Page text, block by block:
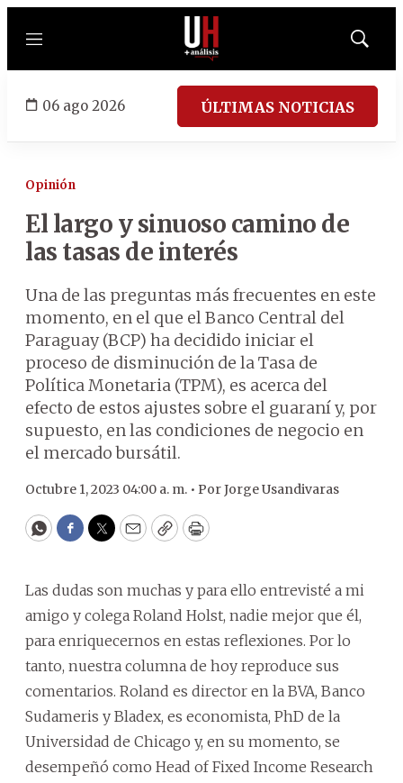
Menú
Mostrar
06 ago 2026 ÚLTIMAS NOTICIAS
Opinión
El largo y sinuoso camino de
las tasas de interés
Una de las preguntas más frecuentes en este
momento, en el que el Banco Central del
Paraguay (BCP) ha decidido iniciar el
proceso de disminución de la Tasa de
Política Monetaria (TPM), es acerca del
efecto de estos ajustes sobre el guaraní y, por
supuesto, en las condiciones de negocio en
el mercado bursátil.
Octubre 1, 2023 04:00 a. m. • PorJorge Usandivaras
WhatsApp
Facebook
Twitter
EmailCopyPrint
Las dudas son muchas y para ello entrevisté a mi
amigo y colega Roland Holst, nadie mejor que él,
para enriquecernos en estas reflexiones. Por lo
tanto, nuestra columna de hoy reproduce sus
comentarios. Roland es director en la BVA, Banco
Sudameris y Bladex, es economista, PhD de la
Universidad de Chicago y, en su momento, se
desempeñó como Head of Fixed Income Research